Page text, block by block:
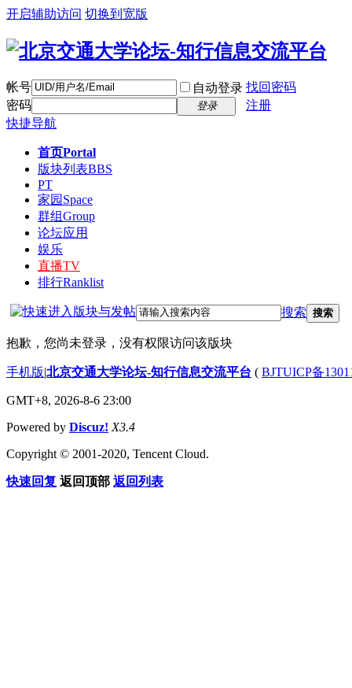
开启辅助访问 切换到宽版
帐号 自动登录 找回密码
密码
登录
注册
快捷导航
首页Portal
版块列表BBS
PT
家园 Space
群组Group
论坛应用
娱乐
直播TV
排行Ranklist
搜索 搜索
抱歉，您尚未登录，没有权限访问该版块
手机版|北京交通大学论坛-知行信息交流平台 ( BJTUICP备
GMT+8, 2026-8-6 23:00
Powered by Discuz! X3.4
Copyright © 2001-2020, Tencent Cloud.
快速回复 返回顶部 返回列表